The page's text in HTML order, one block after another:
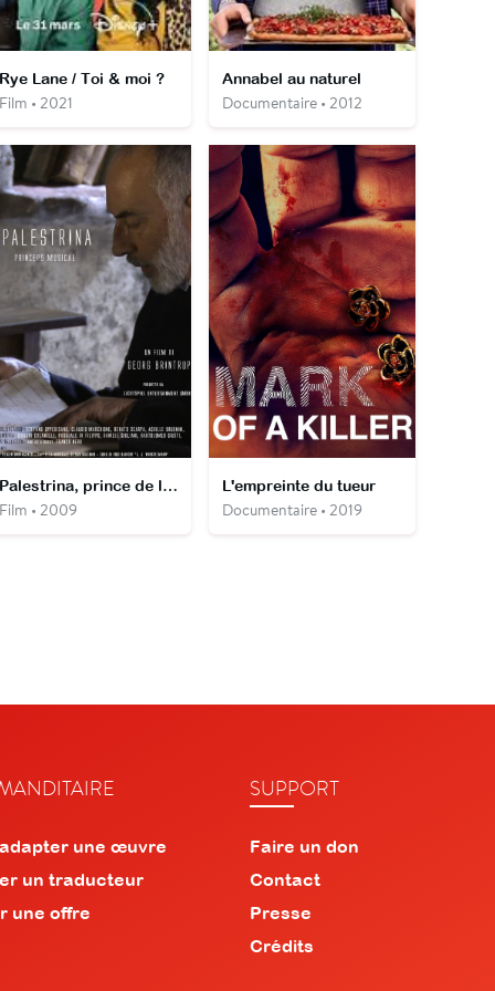
Lane / Toi & moi ?
• 2021
Annabel au naturel
Documentaire • 2012
Palestrina, prince de la musique
• 2009
L'empreinte du tueur
Documentaire • 2019
une œuvre
un traducteur
une offre
SUPPORT
Faire un don
Contact
Presse
Crédits